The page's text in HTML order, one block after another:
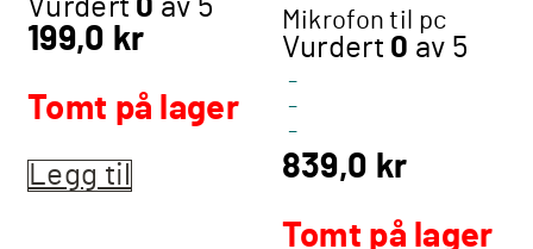
Vurdert 0 av 5
199,0 kr
Tomt på lager
Legg til
Mikrofon til pc
Vurdert 0 av 5
-
-
-
839,0 kr
Tomt på lager